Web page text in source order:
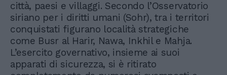
città, paesi e villaggi. Secondo l’Osservatorio
siriano per i diritti umani (Sohr), tra i territori
conquistati figurano località strategiche
come Busr al Harir, Nawa, Inkhil e Mahja.
L’esercito governativo, insieme ai suoi
apparati di sicurezza, si è ritirato